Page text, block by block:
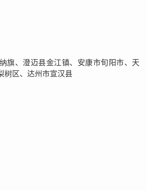
旗、澄迈县金江镇、安康市旬阳市、天
树区、达州市宣汉县